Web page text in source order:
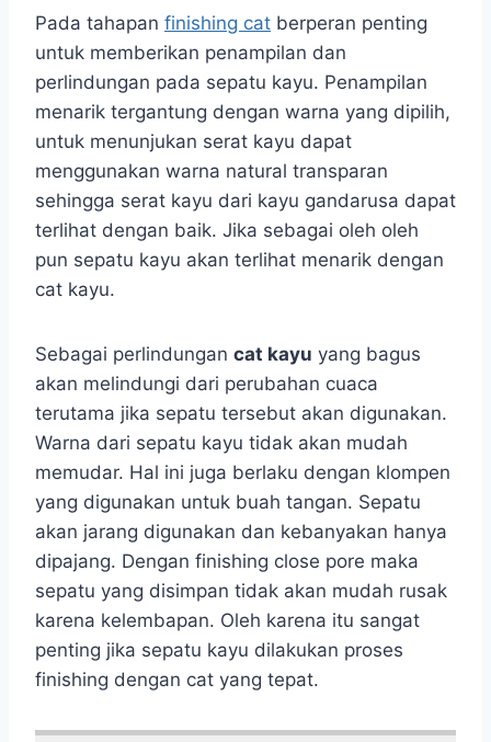
Pada tahapan finishing cat berperan penting
untuk memberikan penampilan dan
perlindungan pada sepatu kayu. Penampilan
menarik tergantung dengan warna yang dipilih,
untuk menunjukan serat kayu dapat
menggunakan warna natural transparan
sehingga serat kayu dari kayu gandarusa dapat
terlihat dengan baik. Jika sebagai oleh oleh
pun sepatu kayu akan terlihat menarik dengan
cat kayu.
Sebagai perlindungan cat kayu yang bagus
akan melindungi dari perubahan cuaca
terutama jika sepatu tersebut akan digunakan.
Warna dari sepatu kayu tidak akan mudah
memudar. Hal ini juga berlaku dengan klompen
yang digunakan untuk buah tangan. Sepatu
akan jarang digunakan dan kebanyakan hanya
dipajang. Dengan finishing close pore maka
sepatu yang disimpan tidak akan mudah rusak
karena kelembapan. Oleh karena itu sangat
penting jika sepatu kayu dilakukan proses
finishing dengan cat yang tepat.